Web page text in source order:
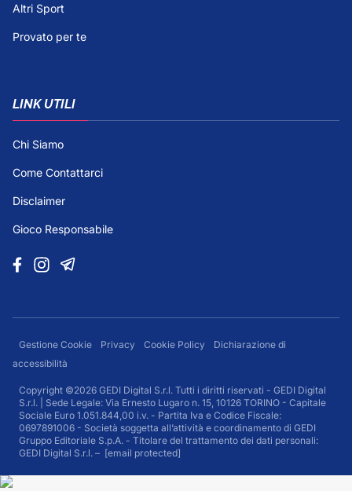
Altri Sport
Provato per te
LINK UTILI
Chi Siamo
Come Contattarci
Disclaimer
Gioco Responsabile
Gestione Cookie Privacy Cookie Policy
Dichiarazione di
accessibilità
Copyright ©2026 GEDI Digital S.r.l. Tutti i diritti riservati - GEDI Digital
S.r.l. | Sede Legale: Via Ernesto Lugaro n. 15, 10126 TORINO - Capitale
Sociale Euro 1.051.844,00 i.v. - Partita Iva e Codice Fiscale:
0697891006 - Società soggetta all’attività e coordinamento di GEDI
Gruppo Editoriale S.p.A. - Titolare del trattamento dei dati personali:
GEDI Digital S.r.l. – [email protected]